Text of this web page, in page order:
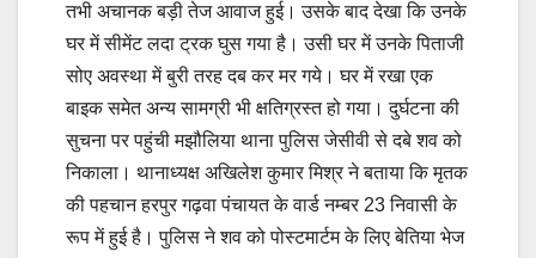
तभी अचानक बड़ी तेज आवाज हुई। उसके बाद देखा कि उनके
घर में सीमेंट लदा ट्रक घुस गया है। उसी घर में उनके पिताजी
सोए अवस्था में बुरी तरह दब कर मर गये। घर में रखा एक
बाइक समेत अन्य सामग्री भी क्षतिग्रस्त हो गया। दुर्घटना की
सुचना पर पहुंची मझौलिया थाना पुलिस जेसीवी से दबे शव को
निकाला। थानाध्यक्ष अखिलेश कुमार मिश्र ने बताया कि मृतक
की पहचान हरपुर गढ़वा पंचायत के वार्ड नम्बर 23 निवासी के
रूप में हुई है। पुलिस ने शव को पोस्टमार्टम के लिए बेतिया भेज